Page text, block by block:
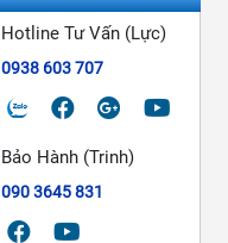
Hotline Tư Vấn (Lực)
0938 603 707
Bảo Hành (Trinh)
090 3645 831